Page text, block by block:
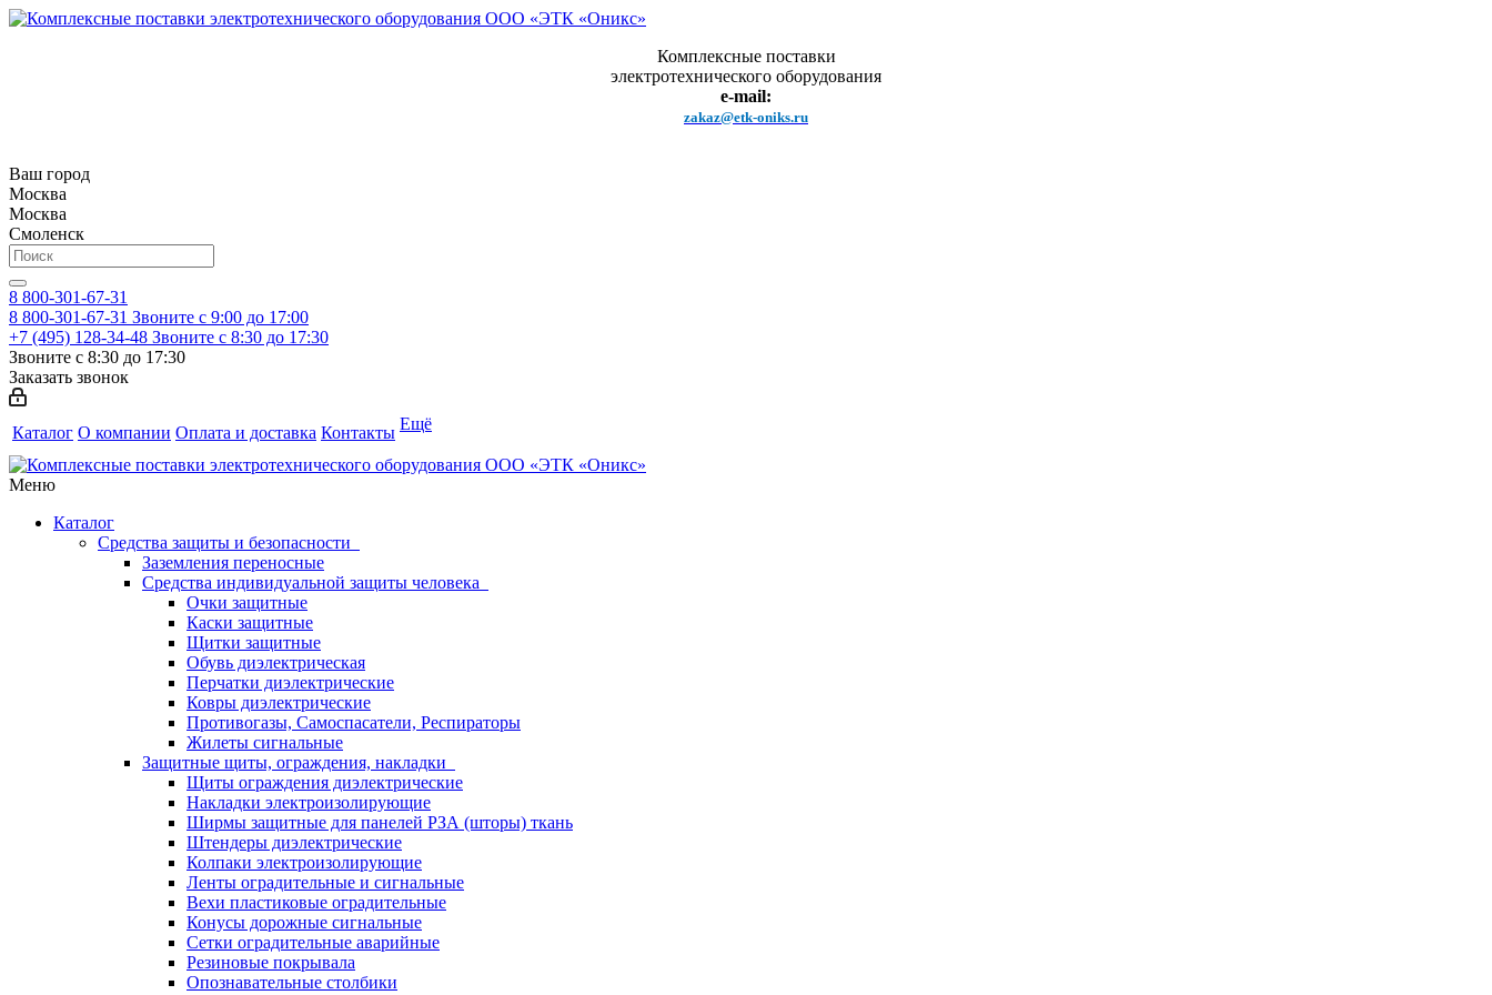
Комплексные поставки
электротехнического оборудования
e-mail:
zakaz@etk-oniks.ru
Ваш город
Москва
Москва
Смоленск
8 800-301-67-31
8 800-301-67-31 Звоните с 9:00 до 17:00
+7 (495) 128-34-48 Звоните с 8:30 до 17:30
Звоните с 8:30 до 17:30
Заказать звонок
Каталог О компании Оплата и доставка Контакты Ещё
Меню
Каталог
Средства защиты и безопасности
Заземления переносные
Средства индивидуальной защиты человека
Очки защитные
Каски защитные
Щитки защитные
Обувь диэлектрическая
Перчатки диэлектрические
Ковры диэлектрические
Противогазы, Самоспасатели, Респираторы
Жилеты сигнальные
Защитные щиты, ограждения, накладки
Щиты ограждения диэлектрические
Накладки электроизолирующие
Ширмы защитные для панелей РЗА (шторы) ткань
Штендеры диэлектрические
Колпаки электроизолирующие
Ленты оградительные и сигнальные
Вехи пластиковые оградительные
Конусы дорожные сигнальные
Сетки оградительные аварийные
Резиновые покрывала
Опознавательные столбики